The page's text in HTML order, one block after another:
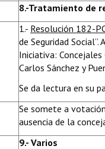
8.-Tratamiento de
1.- Resolución 182-
de Seguridad
Iniciativa:
Carlos Sánchez y
Se da lectura en su
Se somete a
ausencia de la
9.- Varios